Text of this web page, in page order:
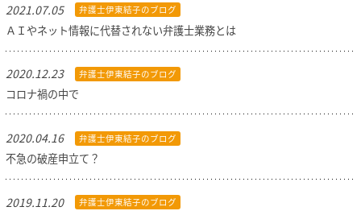
2021.07.05 弁護士伊東結子のブログ
ＡＩやネット情報に代替されない弁護士業務とは
2020.12.23 弁護士伊東結子のブログ
コロナ禍の中で
2020.04.16 弁護士伊東結子のブログ
不急の破産申立て？
2019.11.20 弁護士伊東結子のブログ